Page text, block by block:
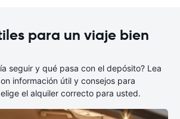
para un viaje bien
seguir y qué pasa con el depósito? Lea
información útil y consejos para
el alquiler correcto para usted.